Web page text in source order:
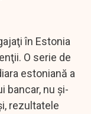
în Estonia
O serie de
estoniană a
bancar, nu şi-
rezultatele